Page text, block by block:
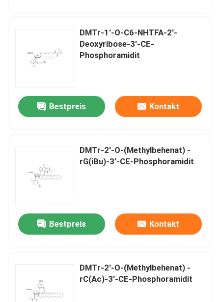
Über uns
Qualitätskontrolle
Nachrichten
Phosphoramiditen
DMTr-1'-O-C6-NHTFA-2'-
Deoxyribose-3'-CE-
Phosphoramidit
Bestpreis Kontakt
DMTr-2'-O-(Methylbehenat) -
rG(iBu)-3'-CE-Phosphoramidit
Bestpreis Kontakt
DMTr-2'-O-(Methylbehenat) -
rC(Ac)-3'-CE-Phosphoramidit